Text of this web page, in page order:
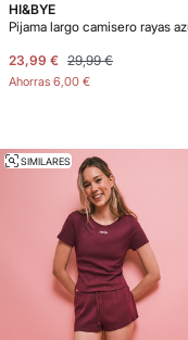
HI&BYE
Pijama largo camisero rayas
23,99 € 29,99 €
Ahorras 6,00 €
SIMILARES